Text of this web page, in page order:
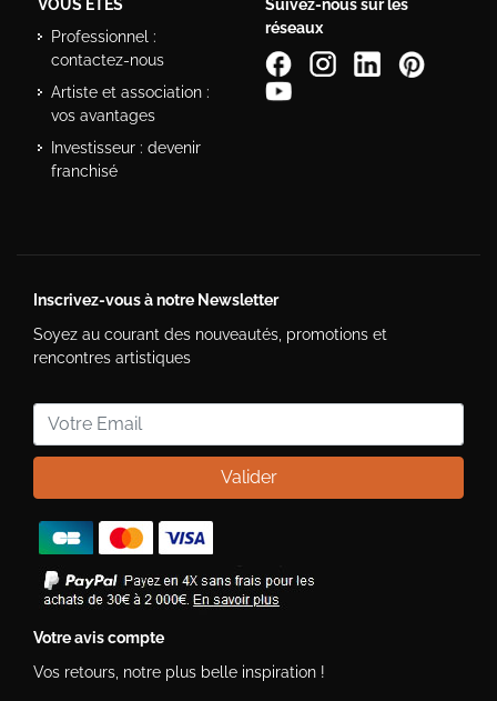
VOUS ÊTES
Professionnel :
contactez-nous
Artiste et association :
vos avantages
Investisseur : devenir
franchisé
Suivez-nous sur les
réseaux
Inscrivez-vous à notre Newsletter
Soyez au courant des nouveautés, promotions et
rencontres artistiques
Valider
Votre avis compte
Vos retours, notre plus belle inspiration !